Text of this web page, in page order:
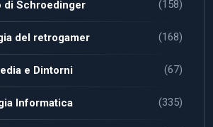
di Schroedinger (158)
del retrogamer (168)
e Dintorni (67)
Informatica (335)